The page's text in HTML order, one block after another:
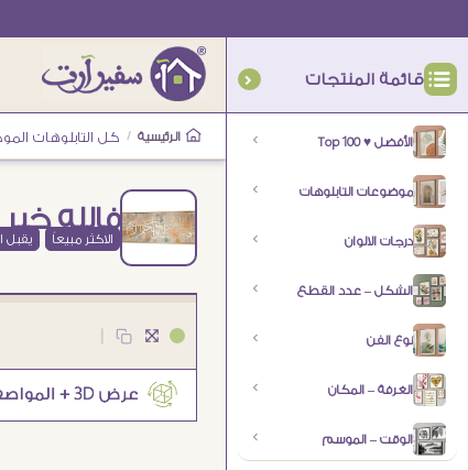
قائمة المنتجات
الأفضل ♥ Top 100
موضوعات التابلوهات
درجات الالوان
الشكل – عدد القطع
نوع الفن
الغرفة – المكان
الوقت – الموسم
الرئيسية / كل التابلوهات
فالله
الاكثر مبيعاً يقبل